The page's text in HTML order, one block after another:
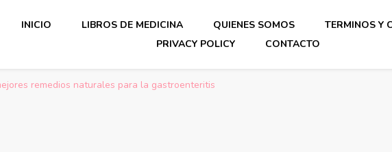
INICIO LIBROS DE MEDICINA QUIENES SOMOS
TERMINOS Y
PRIVACY POLICY
CONTACTO
remedios naturales para la gastroenteritis